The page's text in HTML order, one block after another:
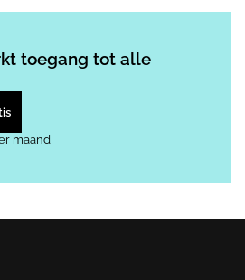
toegang tot alle
maand